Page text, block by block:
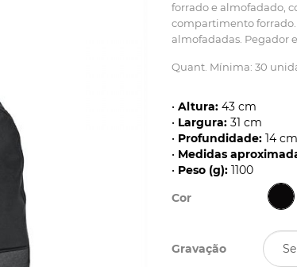
forrado e almofadado,
compartimento forrado.
almofadadas. Pegador
Quant. Mínima: 30
• Altura: 43 cm
• Largura: 31 cm
• Profundidade: 14 cm
• Medidas
• Peso (g): 1100
Cor
Gravação